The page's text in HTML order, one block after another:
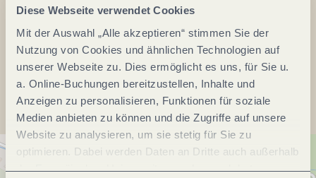
Diese Webseite verwendet Cookies
Mit der Auswahl „Alle akzeptieren“ stimmen Sie der
Nutzung von Cookies und ähnlichen Technologien auf
unserer Webseite zu. Dies ermöglicht es uns, für Sie u.
a. Online-Buchungen bereitzustellen, Inhalte und
Anzeigen zu personalisieren, Funktionen für soziale
Medien anbieten zu können und die Zugriffe auf unsere
Website zu analysieren, um sie stetig für Sie zu
optimieren. Dabei werden Daten an Dritte auch außerhalb
der Europäischen Union weitergegeben und dort
Webseite:www.koberngondorf.de
Anreise planen